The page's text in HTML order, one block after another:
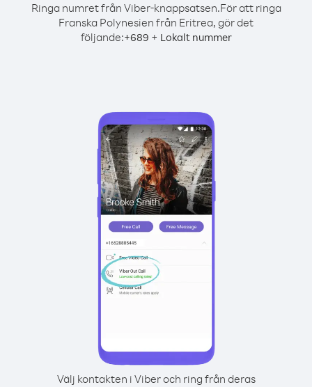
Ringa numret från Viber-knappsatsen.För att ringa
Franska Polynesien från Eritrea, gör det
följande:+689 + Lokalt nummer
Välj kontakten i Viber och ring från deras